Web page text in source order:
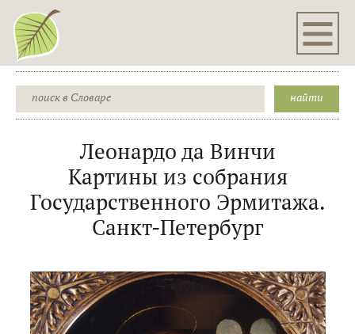
Леонардо да Винчи
Картины из собрания
Государственного Эрмитажа.
Санкт-Петербург